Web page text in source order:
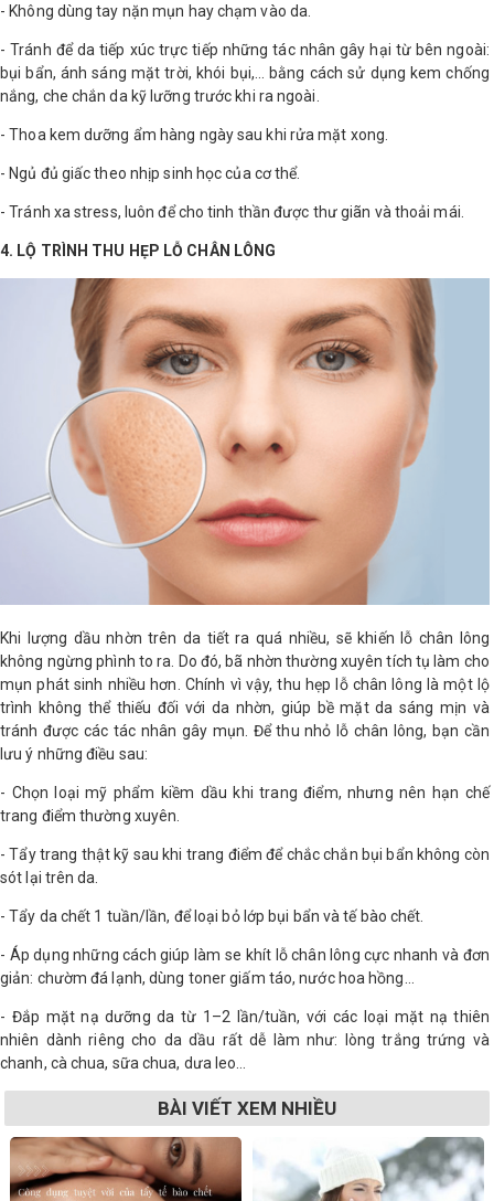
- Không dùng tay nặn mụn hay chạm vào da.
- Tránh để da tiếp xúc trực tiếp những tác nhân gây hại từ bên ngoài:
bụi bẩn, ánh sáng mặt trời, khói bụi,… bằng cách sử dụng kem chống
nắng, che chắn da kỹ lưỡng trước khi ra ngoài.
- Thoa kem dưỡng ẩm hàng ngày sau khi rửa mặt xong.
- Ngủ đủ giấc theo nhịp sinh học của cơ thể.
- Tránh xa stress, luôn để cho tinh thần được thư giãn và thoải mái.
4. LỘ TRÌNH THU HẸP LỖ CHÂN LÔNG
Khi lượng dầu nhờn trên da tiết ra quá nhiều, sẽ khiến lỗ chân lông
không ngừng phình to ra. Do đó, bã nhờn thường xuyên tích tụ làm cho
mụn phát sinh nhiều hơn. Chính vì vậy, thu hẹp lỗ chân lông là một lộ
trình không thể thiếu đối với da nhờn, giúp bề mặt da sáng mịn và
tránh được các tác nhân gây mụn. Để thu nhỏ lỗ chân lông, bạn cần
lưu ý những điều sau:
- Chọn loại mỹ phẩm kiềm dầu khi trang điểm, nhưng nên hạn chế
trang điểm thường xuyên.
- Tẩy trang thật kỹ sau khi trang điểm để chắc chắn bụi bẩn không còn
sót lại trên da.
- Tẩy da chết 1 tuần/lần, để loại bỏ lớp bụi bẩn và tế bào chết.
- Áp dụng những cách giúp làm se khít lỗ chân lông cực nhanh và đơn
giản: chườm đá lạnh, dùng toner giấm táo, nước hoa hồng…
- Đắp mặt nạ dưỡng da từ 1–2 lần/tuần, với các loại mặt nạ thiên
nhiên dành riêng cho da dầu rất dễ làm như: lòng trắng trứng và
chanh, cà chua, sữa chua, dưa leo…
BÀI VIẾT XEM NHIỀU